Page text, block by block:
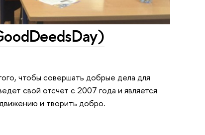
чтобы совершать добрые дела для
свой отсчет с 2007 года и является
и творить добро.